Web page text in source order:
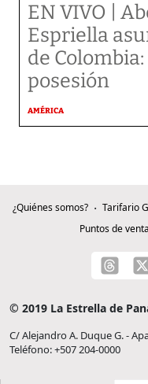
EN VIVO |
Espriella
de
posesión
AMÉRICA
¿Quiénes somos? Tarifario
Puntos de venta
© 2019 La Estrella de
C/ Alejandro A. Duque G. -
Teléfono: +507 204-0000